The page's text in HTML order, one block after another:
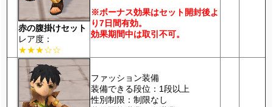
赤の腹掛けセット
レア度：
★★★☆☆
※ボーナス効果はセット開封後よ
り7日間有効。
効果期間中は取引不可。
ファッション装備
装備できる段位：1段以上
性別制限：制限なし